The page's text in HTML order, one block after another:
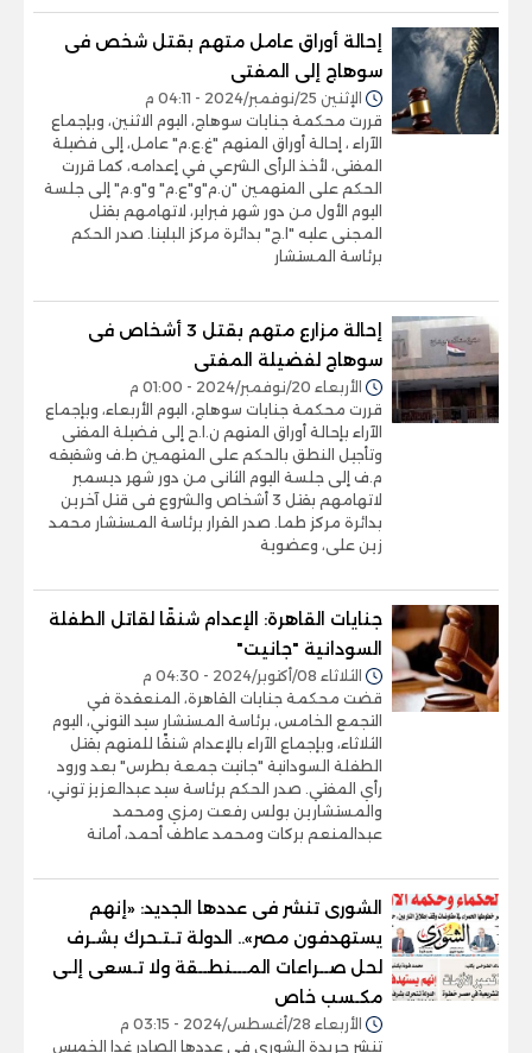
إحالة أوراق عامل متهم بقتل شخص فى
سوهاج إلى المفتى
الإثنين 25/نوفمبر/2024 - 04:11 م
قررت محكمة جنايات سوهاج، اليوم الاثنين، وبإجماع
الآراء ، إحالة أوراق المتهم "غ.ع.م" عامل، إلى فضيلة
المفتى، لأخذ الرأى الشرعي في إعدامه، كما قررت
الحكم على المتهمين "ن.م"و"ع.م" و"و.م" إلى جلسة
اليوم الأول من دور شهر فبراير، لاتهامهم بقتل
المجنى عليه "ا.ج" بدائرة مركز البلينا. صدر الحكم
برئاسة المستشار
إحالة مزارع متهم بقتل 3 أشخاص فى
سوهاج لفضيلة المفتى
الأربعاء 20/نوفمبر/2024 - 01:00 م
قررت محكمة جنايات سوهاج، اليوم الأربعاء، وبإجماع
الآراء بإحالة أوراق المتهم ن.ا.ح إلى فضيلة المفتى
وتأجيل النطق بالحكم على المتهمين ط.ف وشقيقه
م.ف إلى جلسة اليوم الثانى من دور شهر ديسمبر
لاتهامهم بقتل 3 أشخاص والشروع فى قتل آخرين
بدائرة مركز طما. صدر القرار برئاسة المستشار محمد
زين على، وعضوية
جنايات القاهرة: الإعدام شنقًا لقاتل الطفلة
السودانية "جانيت"
الثلاثاء 08/أكتوبر/2024 - 04:30 م
قضت محكمة جنايات القاهرة، المنعقدة في
التجمع الخامس، برئاسة المستشار سيد التوني، اليوم
الثلاثاء، وبإجماع الآراء بالإعدام شنقًا للمتهم بقتل
الطفلة السودانية "جانيت جمعة بطرس" بعد ورود
رأي المفتي. صدر الحكم برئاسة سيد عبدالعزيز توني،
والمستشارين بولس رفعت رمزي ومحمد
عبدالمنعم بركات ومحمد عاطف أحمد، أمانة
الشورى تنشر فى عددها الجديد: «إنهم
يستهدفون مصر».. الدولة تـتـحرك بشـرف
لحل صــراعات المـــنطــقة ولا تـسعى إلـى
مكـسب خاص
الأربعاء 28/أغسطس/2024 - 03:15 م
تنشر جريدة الشورى في عددها الصادر غدا الخميس